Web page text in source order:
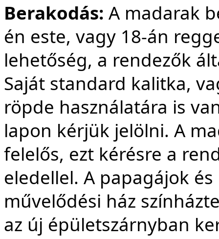
Berakodás: A madarak
én este, vagy 18-án
lehetőség, a rendezők
Saját standard kalitka,
röpde használatára is
lapon kérjük jelölni. A
felelős, ezt kérésre a
eledellel. A papagájok
művelődési ház
az új épületszárnyban